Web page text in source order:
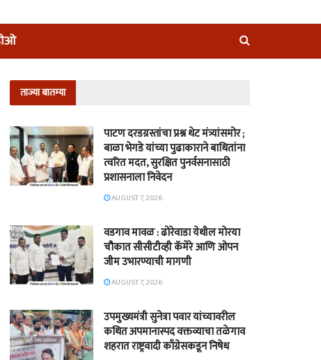
ताज्या बातम्या
पाटण दरडग्रस्तांचा प्रश्न थेट मंत्र्यांसमोर ;
बाळा भेगडे यांच्या पुढाकाराने बाधितांना
त्वरित मदत, सुरक्षित पुनर्वसनासाठी
प्रशासनाला निवेदन
AUGUST 7, 2026
वडगाव मावळ : ढोरेवाडा येथील मोरया
चौकात सीसीटीव्ही कॅमेरे आणि ओपन
जीम उभारण्याची मागणी
AUGUST 7, 2026
उपमुख्यमंत्री सुनेत्रा पवार यांच्यावरील
कथित अपमानास्पद वक्तव्याचा तळेगाव
शहरात राष्ट्रवादी काँग्रेसकडून निषेध